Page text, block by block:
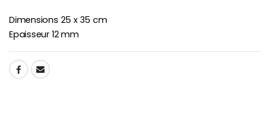
Dimensions 25 x 35 cm
Epaisseur 12 mm
SHARE: